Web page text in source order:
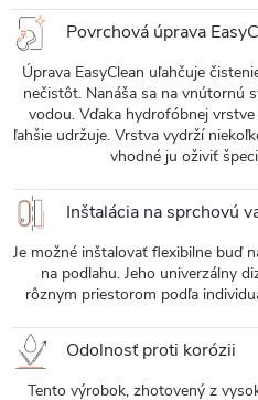
Povrchová úprava
Úprava EasyClean uľahčuje
nečistôt. Nanáša sa na vnútornú
vodou. Vďaka hydrofóbnej
ľahšie udržuje. Vrstva vydrží
vhodné ju oživiť
Inštalácia na sprchovú
Je možné inštalovať flexibilne buď
na podlahu. Jeho univerzálny
rôznym priestorom podľa
Odolnosť proti korózii
Tento výrobok, zhotovený z